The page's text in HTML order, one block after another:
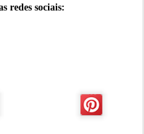
redes sociais: